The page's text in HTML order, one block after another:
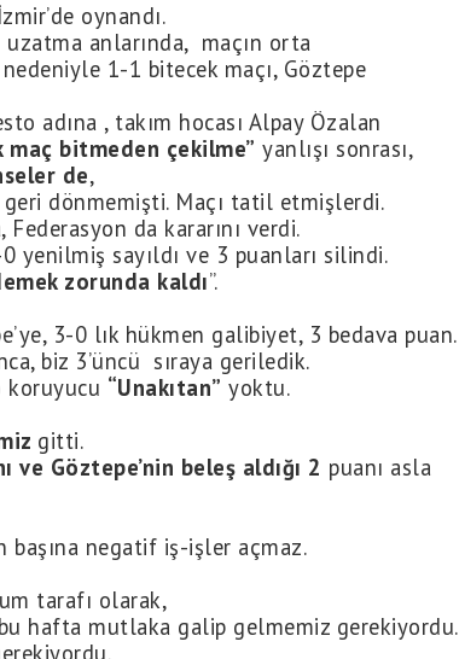
oynandı.
uzatma anlarında, maçın orta
1-1 bitecek maçı, Göztepe
adına , takım hocası Alpay Özalan
maç bitmeden çekilme” yanlışı sonrası,
de,
dönmemişti. Maçı tatil etmişlerdi.
da kararını verdi.
yenilmiş sayıldı ve 3 puanları silindi.
zorunda kaldı”.
3-0 lık hükmen galibiyet, 3 bedava puan.
biz 3’üncü sıraya geriledik.
koruyucu “Unakıtan” yoktu.
gitti.
ve Göztepe’nin beleş aldığı 2 puanı asla
negatif iş-işler açmaz.
tarafı olarak,
hafta mutlaka galip gelmemiz gerekiyordu.